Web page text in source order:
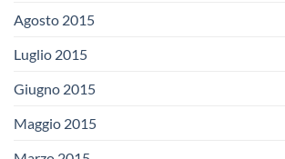
Agosto 2015
Luglio 2015
Giugno 2015
Maggio 2015